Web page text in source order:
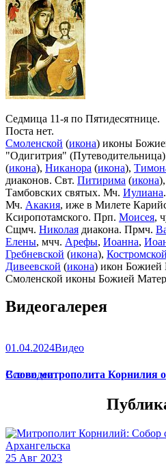
Седмица 11-я по Пятидесятнице.
Поста нет.
Смоленской (икона) иконы
"Одигитрия"
(икона), Никанора (икона),
диаконов. Свт. Питирима (икона
Тамбовских святых. Мч. Иулиана
Мч. Акакия, иже в Милете
Ксиропотамского. Прп. Моисея,
Сщмч. Николая диакона. Прмч.
Елены, мчч. Арефы, Иоанна,
Гребневской (икона), Костромской
Дивеевской (икона) икон Божией
Смоленской иконы Божией
(икона),Игрицкая,Шуйская
Сергиевская(в Троице-Сергиевой
Видеогалерея
01.04.2024Видео
Слово митрополита Корнилия о
Все видео
25 Авг 2023